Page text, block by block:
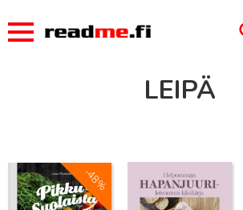
LEIPÄ
-48%
Lue lisää Lue lisää